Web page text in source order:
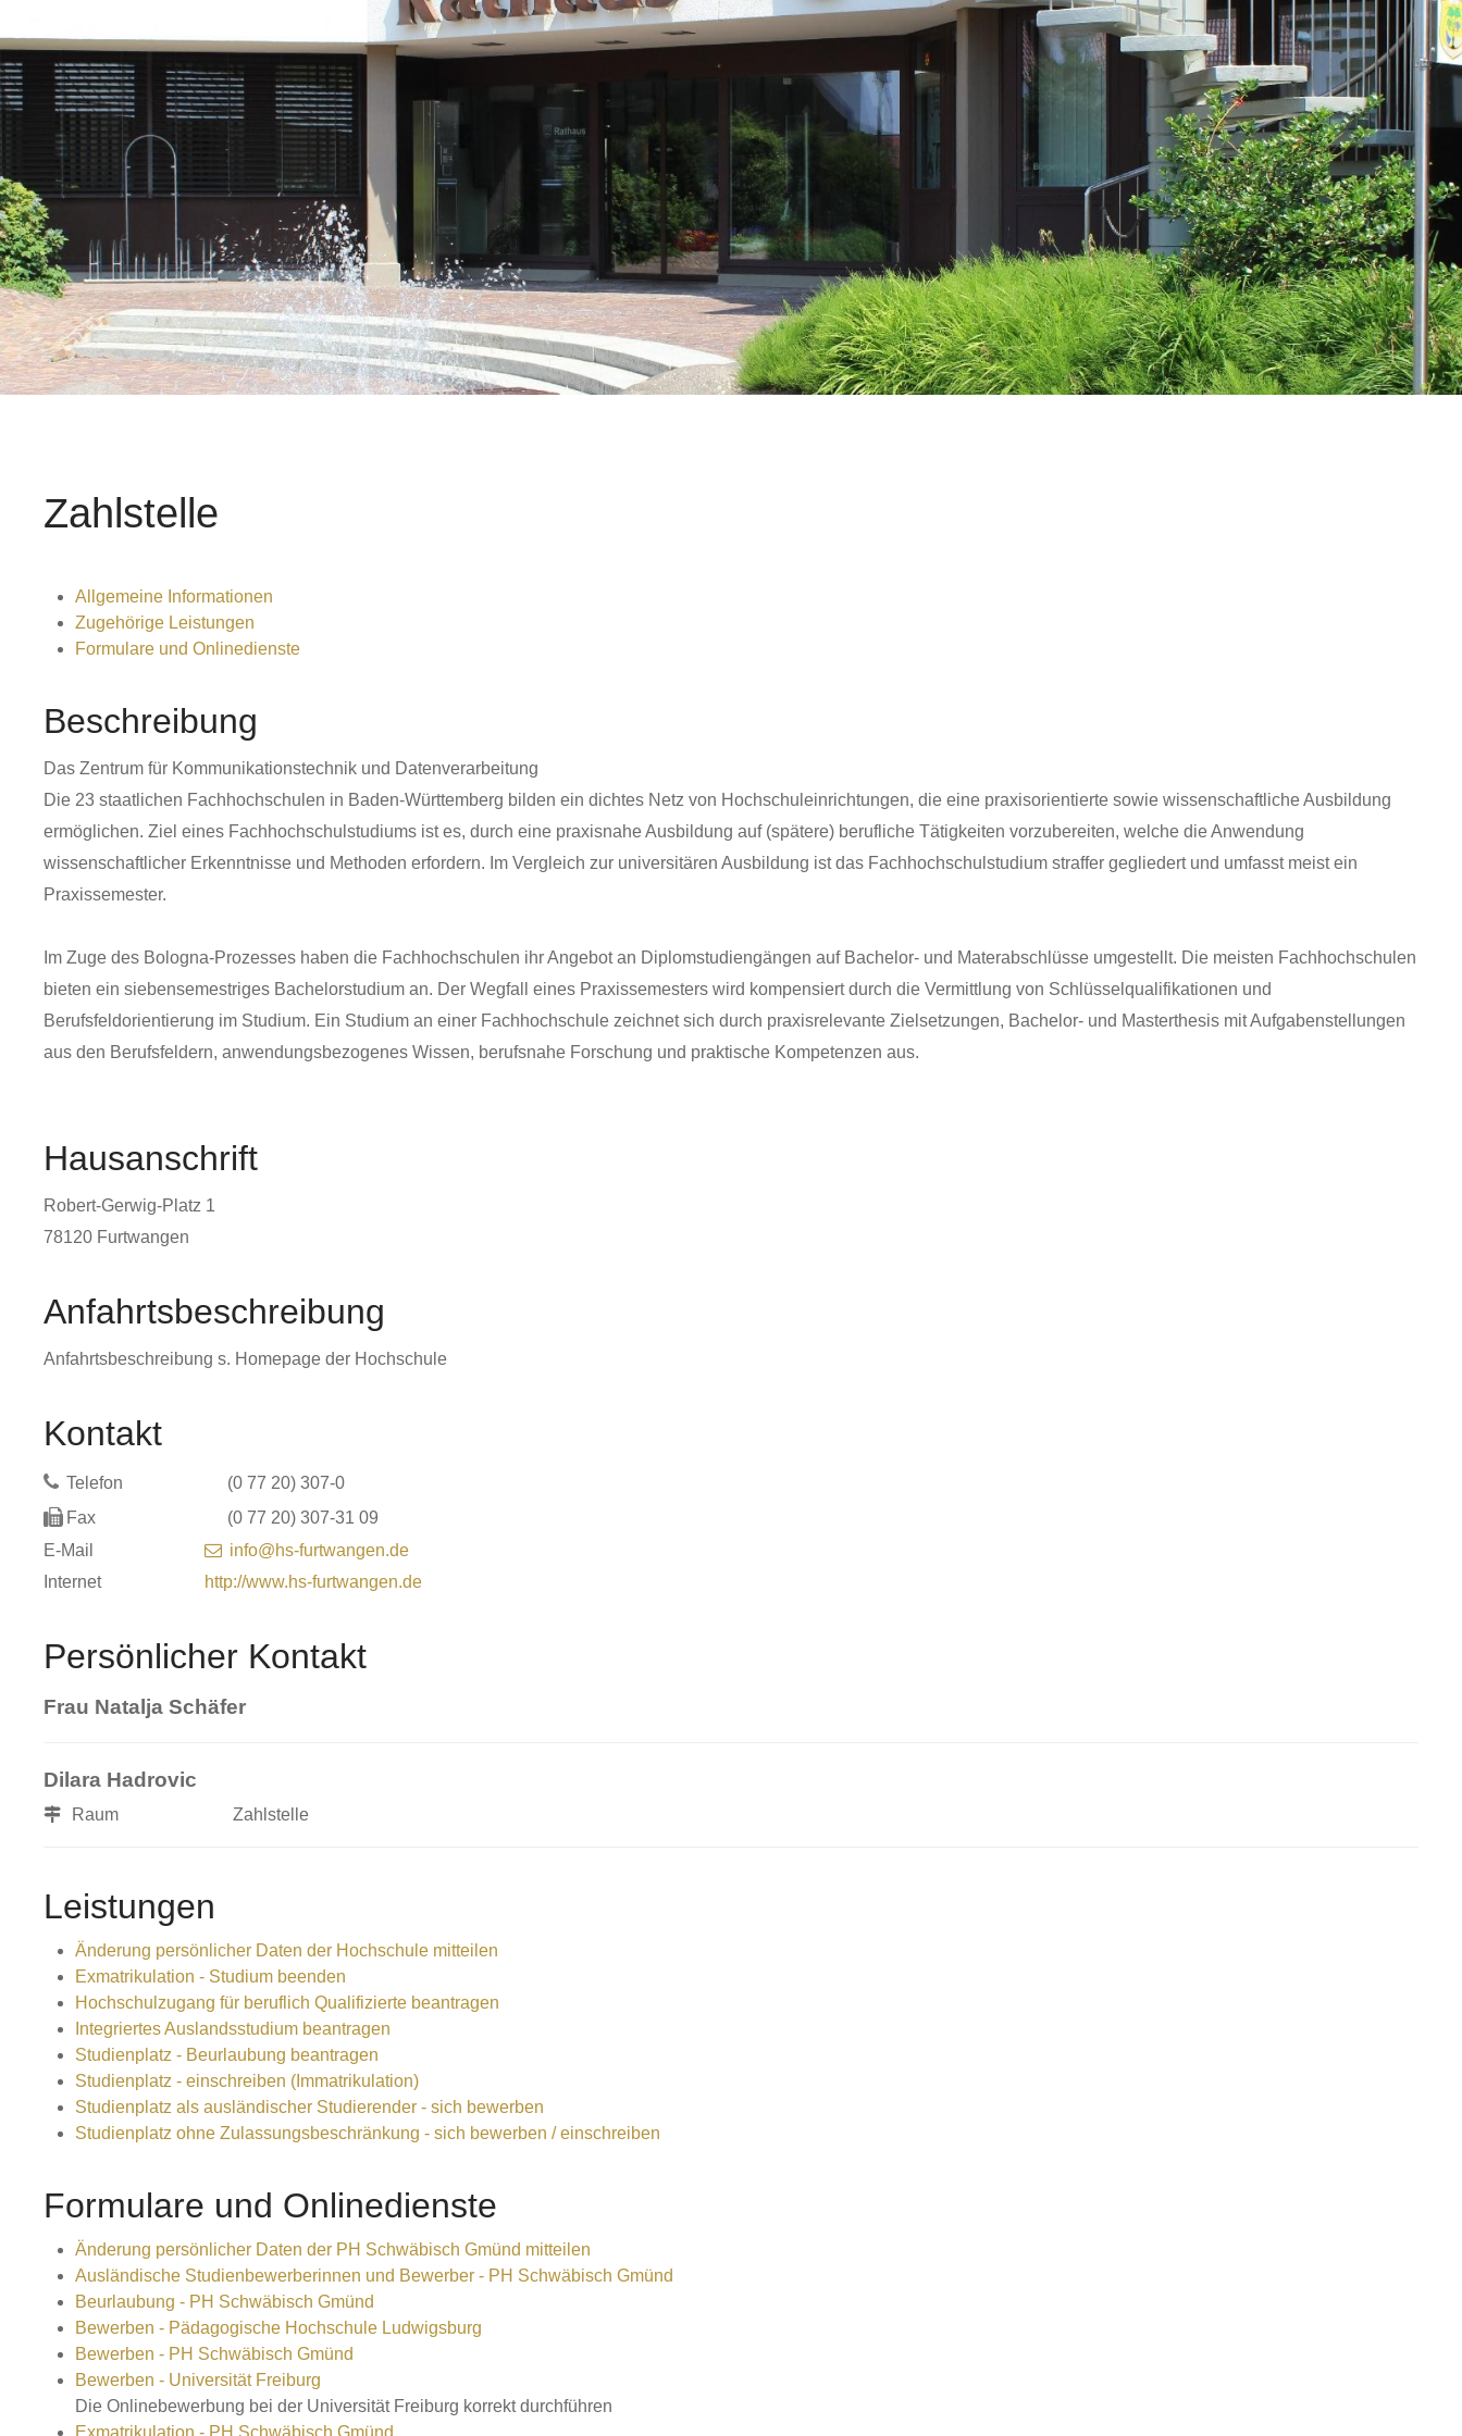
Zahlstelle
Allgemeine Informationen
Zugehörige Leistungen
Formulare und Onlinedienste
Beschreibung
Das Zentrum für Kommunikationstechnik und Datenverarbeitung
Die 23 staatlichen Fachhochschulen in Baden-Württemberg bilden ein dichtes Netz von Hochschuleinrichtungen, die eine praxisorientierte sowie wissenschaftliche Ausbildung
ermöglichen. Ziel eines Fachhochschulstudiums ist es, durch eine praxisnahe Ausbildung auf (spätere) berufliche Tätigkeiten vorzubereiten, welche die Anwendung
wissenschaftlicher Erkenntnisse und Methoden erfordern. Im Vergleich zur universitären Ausbildung ist das Fachhochschulstudium straffer gegliedert und umfasst meist ein
Praxissemester.
Im Zuge des Bologna-Prozesses haben die Fachhochschulen ihr Angebot an Diplomstudiengängen auf Bachelor- und Materabschlüsse umgestellt. Die meisten Fachhochschulen
bieten ein siebensemestriges Bachelorstudium an. Der Wegfall eines Praxissemesters wird kompensiert durch die Vermittlung von Schlüsselqualifikationen und
Berufsfeldorientierung im Studium. Ein Studium an einer Fachhochschule zeichnet sich durch praxisrelevante Zielsetzungen, Bachelor- und Masterthesis mit Aufgabenstellungen
aus den Berufsfeldern, anwendungsbezogenes Wissen, berufsnahe Forschung und praktische Kompetenzen aus.
Hausanschrift
Robert-Gerwig-Platz 1
78120 Furtwangen
Anfahrtsbeschreibung
Anfahrtsbeschreibung s. Homepage der Hochschule
Kontakt
Telefon (0 77 20) 307-0
Fax
(0 77 20) 307-31 09
E-Mail
info@hs-furtwangen.de
Internet
http://www.hs-furtwangen.de
Persönlicher Kontakt
Frau Natalja Schäfer
Dilara Hadrovic
Raum Zahlstelle
Leistungen
Änderung persönlicher Daten der Hochschule mitteilen
Exmatrikulation - Studium beenden
Hochschulzugang für beruflich Qualifizierte beantragen
Integriertes Auslandsstudium beantragen
Studienplatz - Beurlaubung beantragen
Studienplatz - einschreiben (Immatrikulation)
Studienplatz als ausländischer Studierender - sich bewerben
Studienplatz ohne Zulassungsbeschränkung - sich bewerben / einschreiben
Formulare und Onlinedienste
Änderung persönlicher Daten der PH Schwäbisch Gmünd mitteilen
Ausländische Studienbewerberinnen und Bewerber - PH Schwäbisch Gmünd
Beurlaubung - PH Schwäbisch Gmünd
Bewerben - Pädagogische Hochschule Ludwigsburg
Bewerben - PH Schwäbisch Gmünd
Bewerben - Universität Freiburg
Die Onlinebewerbung bei der Universität Freiburg korrekt durchführen